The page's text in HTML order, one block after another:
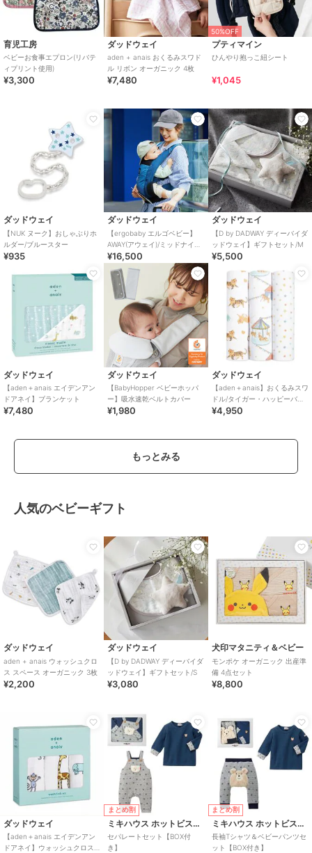
育児工房
ベビーお食事エプロン(リバテ
ィプリント使用)
¥3,300
ダッドウェイ
aden + anais おくるみスワド
ル リボン オーガニック 4枚
¥7,480
50%OFF
プティマイン
ひんやり抱っこ紐シート
¥1,045
ダッドウェイ
【NUK ヌーク】おしゃぶりホ
ルダー/ブルースター
¥935
ダッドウェイ
【ergobaby エルゴベビー】
AWAY(アウェイ)/ミッドナイト
ブルー
¥16,500
ダッドウェイ
【D by DADWAY ディーバイダ
ッドウェイ】ギフトセット/M
¥5,500
ダッドウェイ
【aden＋anais エイデンアン
ドアネイ】ブランケット
¥7,480
ダッドウェイ
【BabyHopper ベビーホッパ
ー】吸水速乾ベルトカバー
¥1,980
ダッドウェイ
【aden＋anais】おくるみスワ
ドル/タイガー・ハッピーバー
スイヤーコレクション/3枚
¥4,950
もっとみる
人気のベビーギフト
ダッドウェイ
aden + anais ウォッシュクロ
ス スペース オーガニック 3枚
¥2,200
ダッドウェイ
【D by DADWAY ディーバイダ
ッドウェイ】ギフトセット/S
¥3,080
犬印マタニティ＆ベビー
モンポケ オーガニック 出産準
備 4点セット
¥8,800
ダッドウェイ
【aden＋anais エイデンアン
ドアネイ】ウォッシュクロス/3
まとめ割
ミキハウス ホットビスケッツ
セパレートセット【BOX付
き】
まとめ割
ミキハウス ホットビスケッツ
長袖Tシャツ＆ベビーパンツセ
ット【BOX付き】